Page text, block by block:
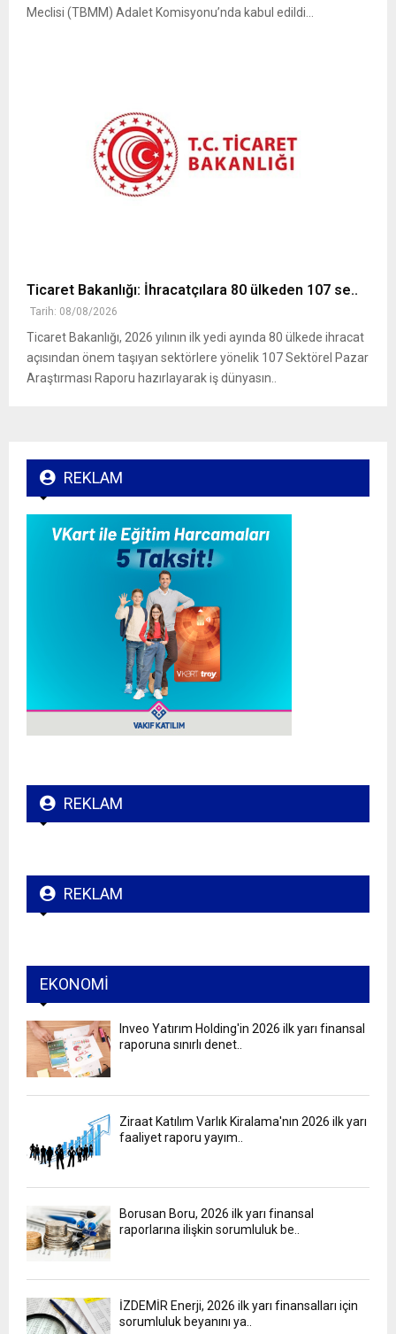
Meclisi (TBMM) Adalet Komisyonu’nda kabul edildi...
Ticaret Bakanlığı: İhracatçılara 80 ülkeden 107 se..
Tarih: 08/08/2026
Ticaret Bakanlığı, 2026 yılının ilk yedi ayında 80 ülkede ihracat
açısından önem taşıyan sektörlere yönelik 107 Sektörel Pazar
Araştırması Raporu hazırlayarak iş dünyasın..
REKLAM
REKLAM
REKLAM
EKONOMI
Inveo Yatırım Holding'in 2026 ilk yarı finansal
raporuna sınırlı denet..
Ziraat Katılım Varlık Kiralama'nın 2026 ilk yarı
faaliyet raporu yayım..
Borusan Boru, 2026 ilk yarı finansal
raporlarına ilişkin sorumluluk be..
İZDEMİR Enerji, 2026 ilk yarı finansalları için
sorumluluk beyanını ya..